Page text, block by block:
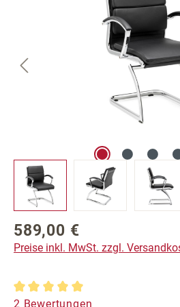
Regulärer Preis:
589,00 €
Preise inkl. MwSt. zzgl.
Durchschnittliche Bewertung
2 Bewertungen